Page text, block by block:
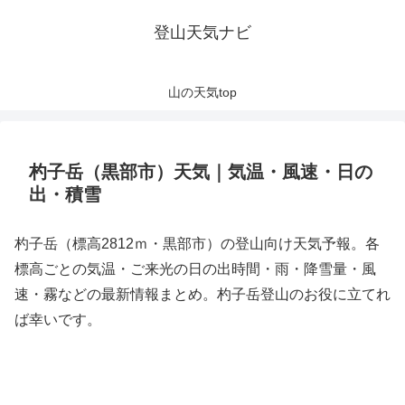
登山天気ナビ
山の天気top
杓子岳（黒部市）天気｜気温・風速・日の
出・積雪
杓子岳（標高2812ｍ・黒部市）の登山向け天気予報。各
標高ごとの気温・ご来光の日の出時間・雨・降雪量・風
速・霧などの最新情報まとめ。杓子岳登山のお役に立てれ
ば幸いです。